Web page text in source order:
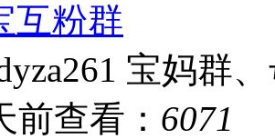
互粉群
宝妈群
前查看： 6071